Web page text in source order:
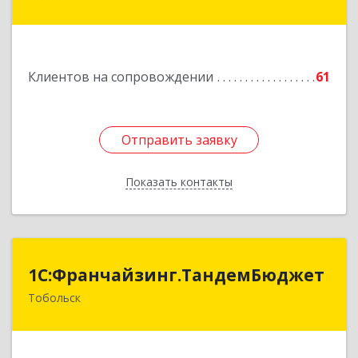
Клиентов на сопровождении 61
Отправить заявку
Показать контакты
Отправить заявку
Назад
1С:Франчайзинг.ТандемБюджет
Тобольск
1С:Франчайзинг.ТандемБюджет